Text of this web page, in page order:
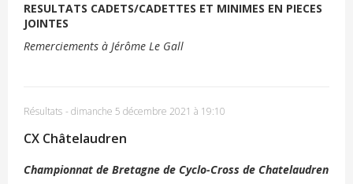
RESULTATS CADETS/CADETTES ET MINIMES EN PIECES
JOINTES
Remerciements à Jérôme Le Gall
Résultats - dimanche 5 décembre 2021 à 19:10
CX Châtelaudren
Championnat de Bretagne de Cyclo-Cross de Chatelaudren